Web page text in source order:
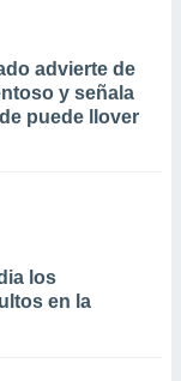
advierte de
y señala
puede llover
los
en la